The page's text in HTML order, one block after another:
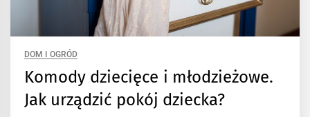
DOM I OGRÓD
Komody dziecięce i młodzieżowe.
Jak urządzić pokój dziecka?